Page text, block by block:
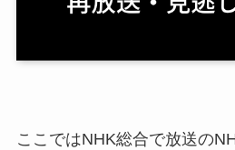
ここではNHK総合で放送の